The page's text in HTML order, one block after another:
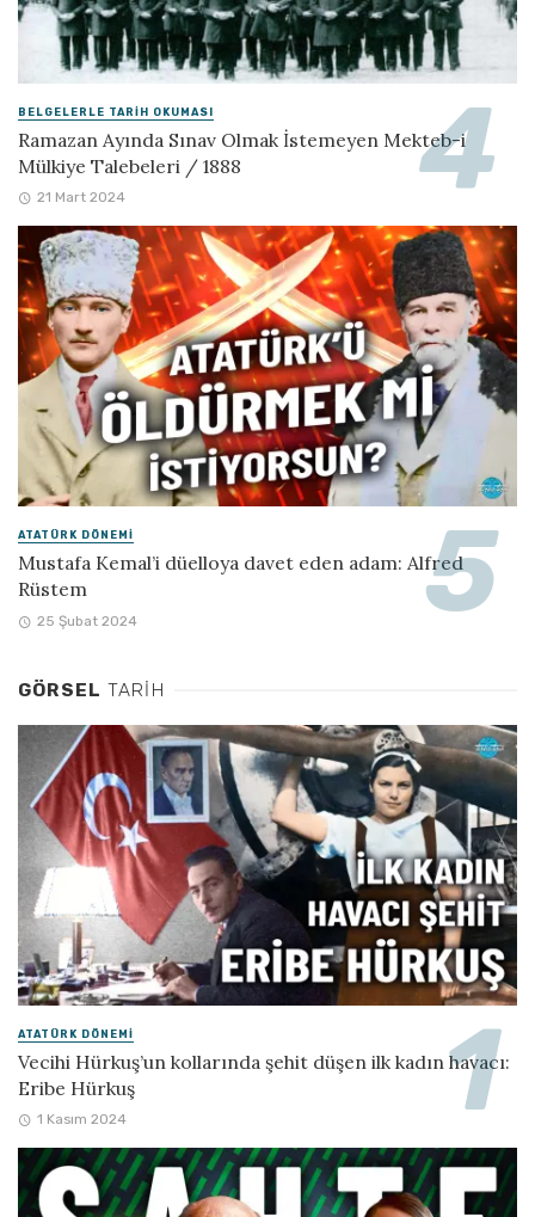
BELGELERLE TARIH OKUMASI
Ramazan Ayında Sınav Olmak İstemeyen Mekteb-i
Mülkiye Talebeleri / 1888
21 Mart 2024
ATATÜRK DÖNEMI
Mustafa Kemal’i düelloya davet eden adam: Alfred
Rüstem
25 Şubat 2024
GÖRSEL TARIH
ATATÜRK DÖNEMI
Vecihi Hürkuş’un kollarında şehit düşen ilk kadın havacı:
Eribe Hürkuş
1 Kasım 2024